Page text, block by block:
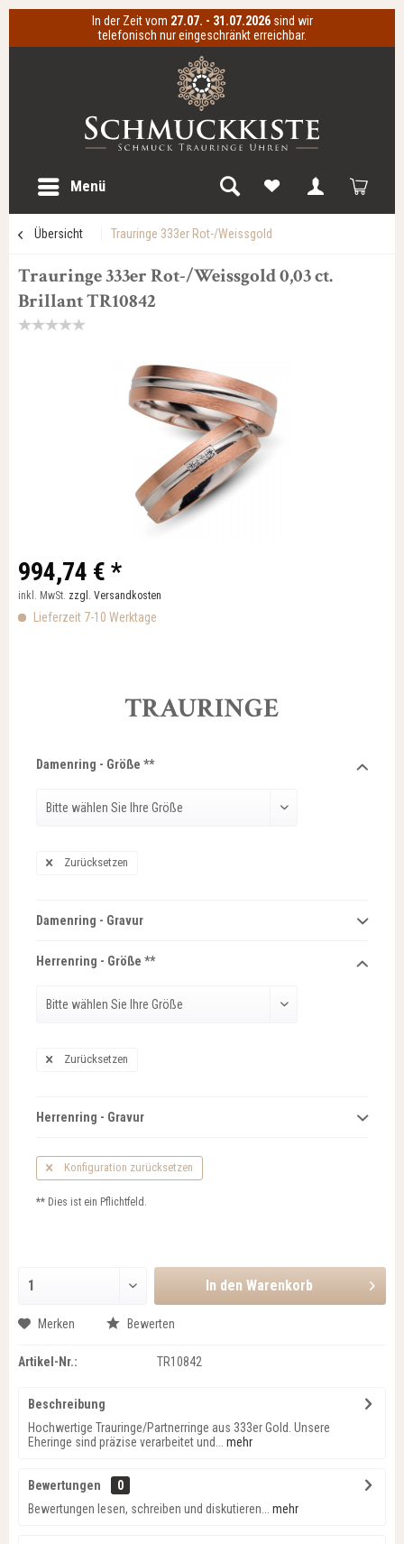
In der Zeit vom 27.07. - 31.07.2026 sind wir
telefonisch nur eingeschränkt erreichbar.
Menü
Übersicht Trauringe 333er Rot-/Weissgold
Trauringe 333er Rot-/Weissgold 0,03 ct.
Brillant TR10842
994,74 € *
inkl. MwSt. zzgl. Versandkosten
Lieferzeit 7-10 Werktage
TRAURINGE
Damenring - Größe **
Zurücksetzen
Damenring - Gravur
Herrenring - Größe **
Zurücksetzen
Herrenring - Gravur
Konfiguration zurücksetzen
** Dies ist ein Pflichtfeld.
In den Warenkorb
Merken Bewerten
Artikel-Nr.: TR10842
Beschreibung
Hochwertige Trauringe/Partnerringe aus 333er Gold. Unsere
Eheringe sind präzise verarbeitet und...
mehr
Bewertungen
0
Bewertungen lesen, schreiben und diskutieren...
mehr